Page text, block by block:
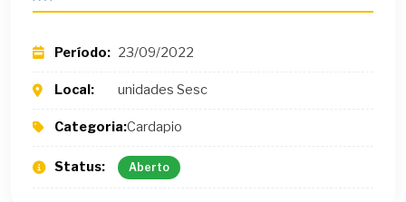
Período: 23/09/2022
Local: unidades Sesc
Categoria:Cardapio
Status: Aberto